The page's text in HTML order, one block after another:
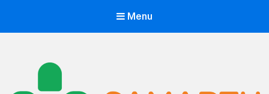
Menu